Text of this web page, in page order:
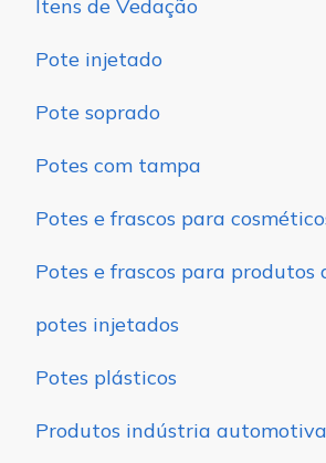
Itens de Vedação
Pote injetado
Pote soprado
Potes com tampa
Potes e frascos para
Potes e frascos para produtos
potes injetados
Potes plásticos
Produtos indústria automotiva